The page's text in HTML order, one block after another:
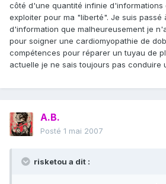
côté d'une quantité infinie d'informations
exploiter pour ma "liberté". Je suis passé
d'information que malheureusement je
pour soigner une cardiomyopathie de
compétences pour réparer un tuyau de
actuelle je ne sais toujours pas conduire
A.B.
Posté 1 mai 2007
risketou a dit :